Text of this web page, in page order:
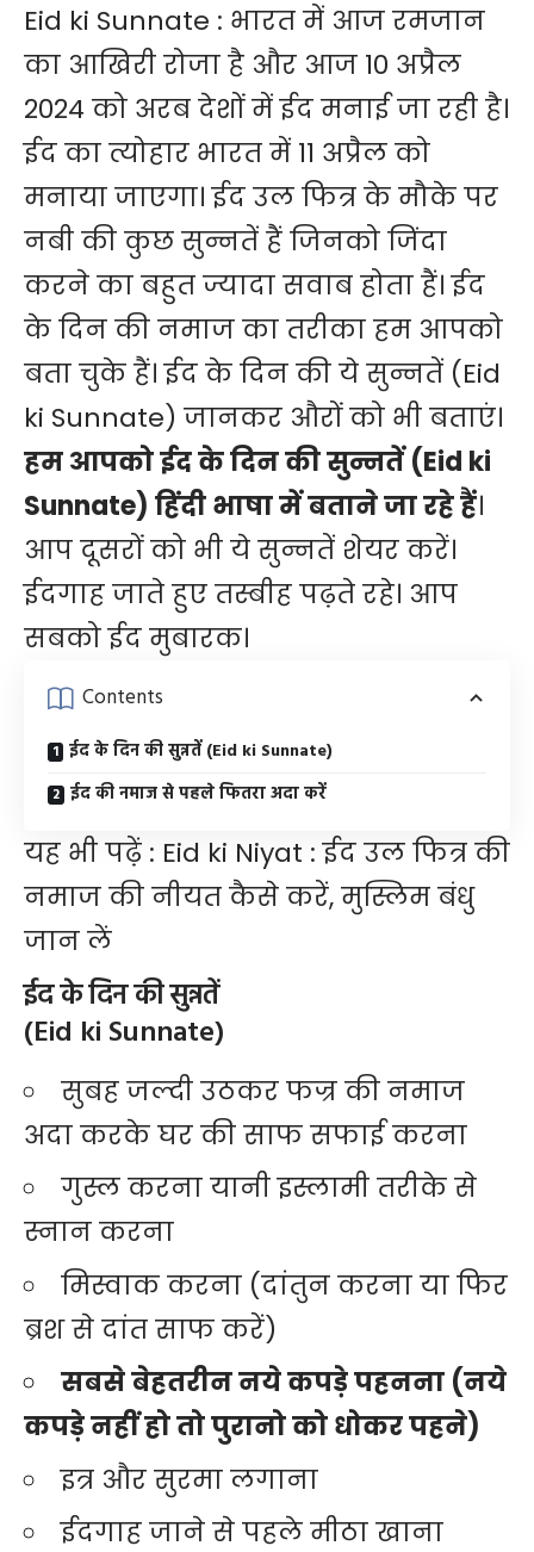
Eid ki Sunnate : भारत में आज रमजान
का आखिरी रोजा है और आज 10 अप्रैल
2024 को अरब देशों में ईद मनाई जा रही है।
ईद का त्योहार भारत में 11 अप्रैल को
मनाया जाएगा। ईद उल फित्र के मौके पर
नबी की कुछ सुन्नतें हैं जिनको जिंदा
करने का बहुत ज्यादा सवाब होता हैं। ईद
के दिन की नमाज का तरीका हम आपको
बता चुके हैं। ईद के दिन की ये सुन्नतें (Eid
ki Sunnate) जानकर औरों को भी बताएं।
हम आपको ईद के दिन की सुन्नतें (Eid ki
Sunnate) हिंदी भाषा में बताने जा रहे हैं।
आप दूसरों को भी ये सुन्नतें शेयर करें।
ईदगाह जाते हुए तस्बीह पढ़ते रहे। आप
सबको ईद मुबारक।
Contents
ईद के दिन की सुन्नतें (Eid ki Sunnate)
ईद की नमाज से पहले फितरा अदा करें
यह भी पढ़ें : Eid ki Niyat : ईद उल फित्र की
नमाज की नीयत कैसे करें, मुस्लिम बंधु
जान लें
ईद के दिन की सुन्नतें
(Eid ki Sunnate)
सुबह जल्दी उठकर फज्र की नमाज
अदा करके घर की साफ सफाई करना
गुस्ल करना यानी इस्लामी तरीके से
स्नान करना
मिस्वाक करना (दांतुन करना या फिर
ब्रश से दांत साफ करें)
सबसे बेहतरीन नये कपड़े पहनना (नये
कपड़े नहीं हो तो पुरानो को धोकर पहने)
इत्र और सुरमा लगाना
ईदगाह जाने से पहले मीठा खाना